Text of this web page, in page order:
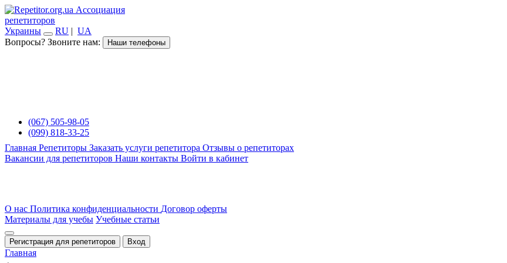
Ассоциация
репетиторов
Украины
RU | UA
Вопросы? Звоните нам:
Наши телефоны
(067) 505-98-05
(099) 818-33-25
Главная Репетиторы Заказать услуги репетитора Отзывы о репетиторах
Вакансии для репетиторов Наши контакты Войти в кабинет
О нас Политика конфиденциальности Договор оферты
Материалы для учебы Учебные статьи
Регистрация для репетиторов Вход
Главная